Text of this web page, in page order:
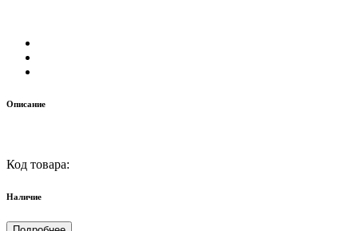
Описание
Код товара:
Наличие